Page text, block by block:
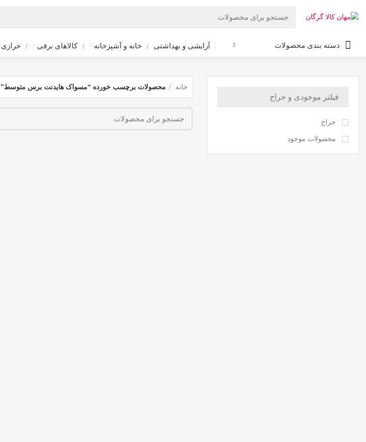
دسته بندی محصولات آرایشی و بهداشتی خانه و آشپزخانه کالاهای برقی خرازی
فیلتر موجودی و حراج
حراج
محصولات موجود
خانه محصولات برچسب خورده “مسواک هایدنت برس متوسط”